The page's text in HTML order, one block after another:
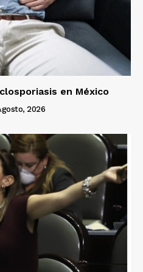
en México
2026